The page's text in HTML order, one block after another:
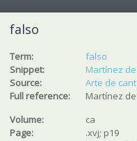
falso
Term:
falso
Snippet:
Martínez
Source:
Arte de
Full reference:
Martínez
Volume:
ca
Page:
.xvj; p19